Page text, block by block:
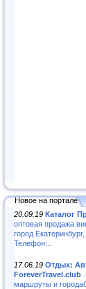
Новое на портале
20.09.19 Каталог
оптовая продажа
город
Телефон:..
17.06.19 Отдых:
ForeverTravel.club
маршруты и